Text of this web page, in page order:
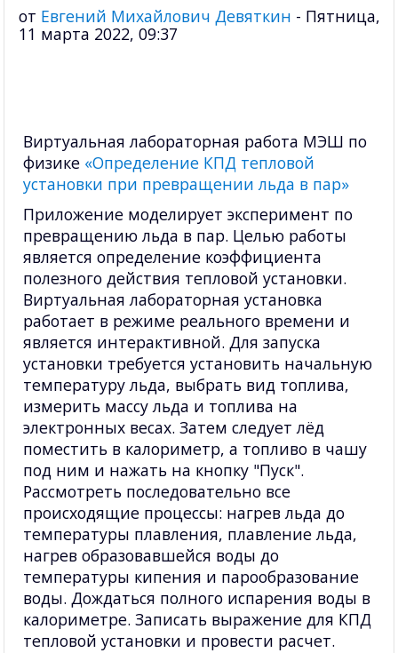
от Евгений Михайлович Девяткин - Пятница,
11 марта 2022, 09:37
Виртуальная лабораторная работа МЭШ по
физике «Определение КПД тепловой
установки при превращении льда в пар»
Приложение моделирует эксперимент по
превращению льда в пар. Целью работы
является определение коэффициента
полезного действия тепловой установки.
Виртуальная лабораторная установка
работает в режиме реального времени и
является интерактивной. Для запуска
установки требуется установить начальную
температуру льда, выбрать вид топлива,
измерить массу льда и топлива на
электронных весах. Затем следует лёд
поместить в калориметр, а топливо в чашу
под ним и нажать на кнопку "Пуск".
Рассмотреть последовательно все
происходящие процессы: нагрев льда до
температуры плавления, плавление льда,
нагрев образовавшейся воды до
температуры кипения и парообразование
воды. Дождаться полного испарения воды в
калориметре. Записать выражение для КПД
тепловой установки и провести расчет.